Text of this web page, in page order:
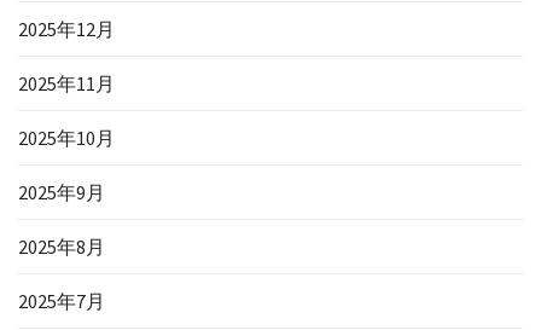
2025年12月
2025年11月
2025年10月
2025年9月
2025年8月
2025年7月